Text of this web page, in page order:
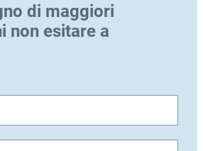
di maggiori
non esitare a